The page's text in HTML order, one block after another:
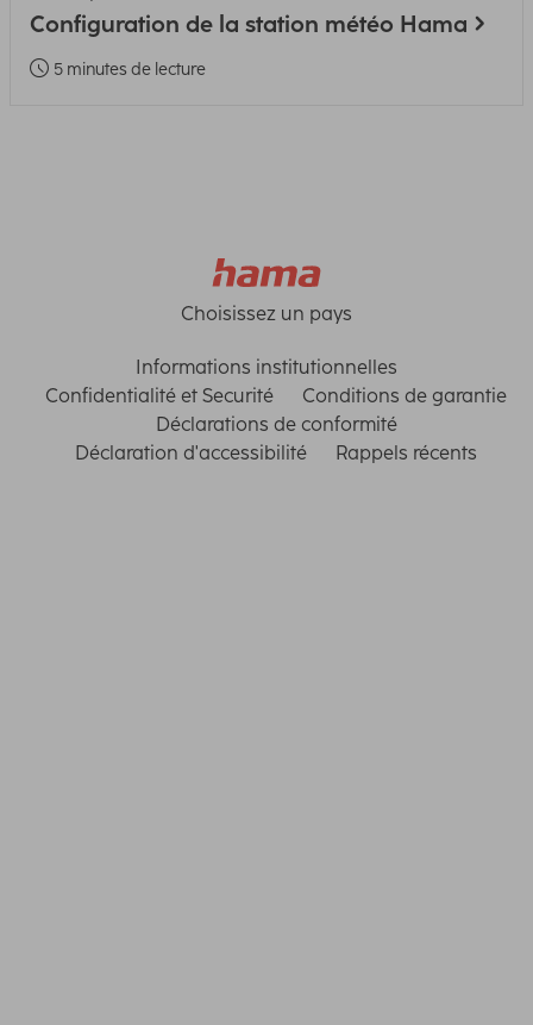
Configuration de la station météo Hama
5 minutes de lecture
Choisissez un pays
Informations institutionnelles
Confidentialité et Securité
Conditions de garantie
Déclarations de conformité
Déclaration d'accessibilité
Rappels récents